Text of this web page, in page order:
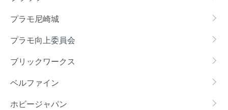
プラモ尼崎城
プラモ向上委員会
ブリックワークス
ベルファイン
ホビージャパン